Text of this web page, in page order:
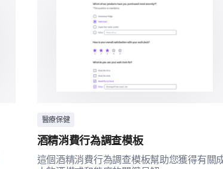
醫療保健
酒精消費行為調查模板
這個酒精消費行為調查模板幫助您獲得有關